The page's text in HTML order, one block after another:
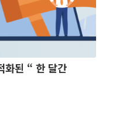
화된 “ 한 달간